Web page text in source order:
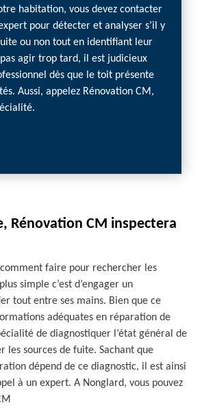
habitation, vous devez contacter
pour détecter et analyser s’il y
ou non tout en identifiant leur
agir trop tard, il est judicieux
dès que le toit présente
Aussi, appelez Rénovation CM,
Rénovation CM inspectera
comment faire pour rechercher les
simple c’est d’engager un
tout entre ses mains. Bien que ce
adéquates en réparation de
de diagnostiquer l’état général de
les sources de fuite. Sachant que
dépend de ce diagnostic, il est ainsi
à un expert. A Nonglard, vous pouvez